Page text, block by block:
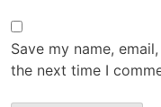
Save my name,
the next time I